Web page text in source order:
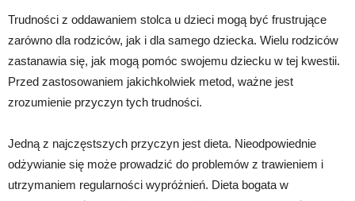
Trudności z oddawaniem stolca u dzieci mogą być frustrujące
zarówno dla rodziców, jak i dla samego dziecka. Wielu rodziców
zastanawia się, jak mogą pomóc swojemu dziecku w tej kwestii.
Przed zastosowaniem jakichkolwiek metod, ważne jest
zrozumienie przyczyn tych trudności.
Jedną z najczęstszych przyczyn jest dieta. Nieodpowiednie
odżywianie się może prowadzić do problemów z trawieniem i
utrzymaniem regularności wypróżnień. Dieta bogata w